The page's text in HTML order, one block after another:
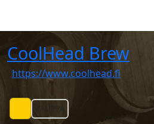
CoolHead Brew
https://www.coolhead.fi